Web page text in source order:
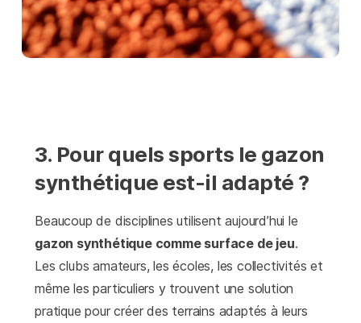
3. Pour quels sports le gazon
synthétique est-il adapté ?
Beaucoup de disciplines utilisent aujourd’hui le
gazon synthétique comme surface de jeu.
Les clubs amateurs, les écoles, les collectivités et
même les particuliers y trouvent une solution
pratique pour créer des terrains adaptés à leurs